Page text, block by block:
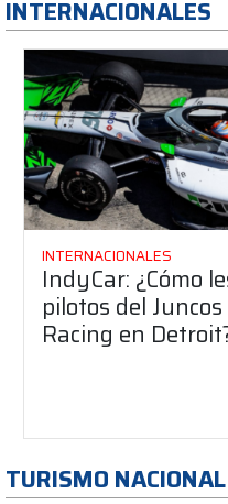
INTERNACIONALES
INTERNACIONALES
IndyCar: ¿Cómo
pilotos del
Racing en
TURISMO NACIONAL